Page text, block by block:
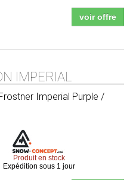
voir offre
IMPERIAL
Imperial Purple /
Produit en stock
Expédition sous 1 jour